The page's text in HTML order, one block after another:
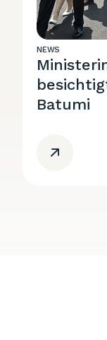
NEWS
Batumi